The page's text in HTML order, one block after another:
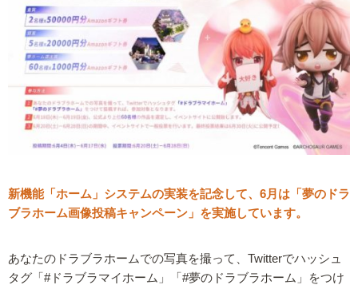
新機能「ホーム」システムの実装を記念して、6月は「夢のドラ
ブラホーム画像投稿キャンペーン」を実施しています。
あなたのドラブラホームでの写真を撮って、Twitterでハッシュ
タグ「#ドラブラマイホーム」「#夢のドラブラホーム」をつけ